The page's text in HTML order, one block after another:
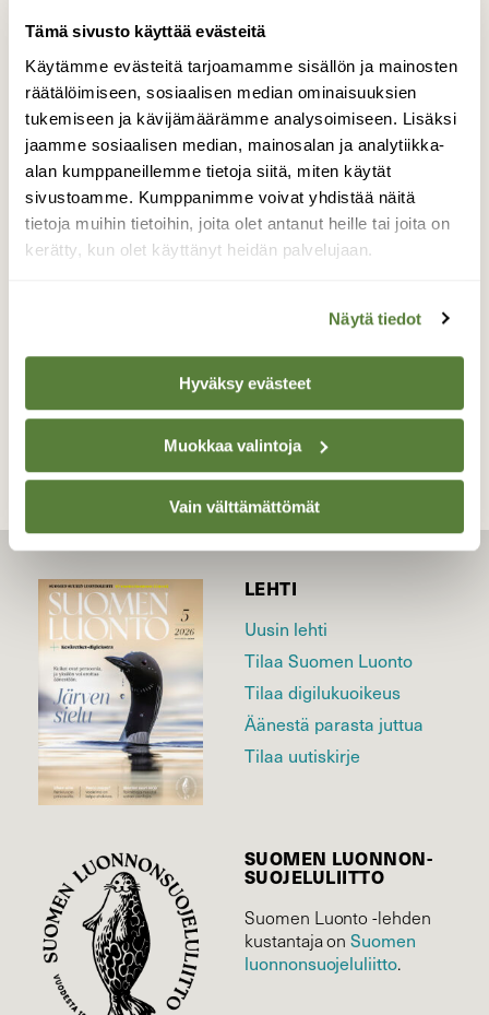
Tämä sivusto käyttää evästeitä
Käytämme evästeitä tarjoamamme sisällön ja mainosten
räätälöimiseen, sosiaalisen median ominaisuuksien
tukemiseen ja kävijämäärämme analysoimiseen. Lisäksi
jaamme sosiaalisen median, mainosalan ja analytiikka-
alan kumppaneillemme tietoja siitä, miten käytät
sivustoamme. Kumppanimme voivat yhdistää näitä
tietoja muihin tietoihin, joita olet antanut heille tai joita on
kerätty, kun olet käyttänyt heidän palvelujaan.
Näytä tiedot
Hyväksy evästeet
Muokkaa valintoja
Vain välttämättömät
Pientä nokittelua
Haikara laskeutui lintu rannalle, mutta
siitähän hanhi ei tykännyt, vaan kävi
kimppuun. Haikara päätti poistua.
TAKAISIN LISTAAN
LEHTI
Uusin lehti
Tilaa Suomen Luonto
Tilaa digilukuoikeus
Äänestä parasta juttua
Tilaa uutiskirje
SUOMEN LUONNON­
SUOJELU­LIITTO
Suomen Luonto -lehden
kustantaja onSuomen
luonnonsuojelu­liitto.